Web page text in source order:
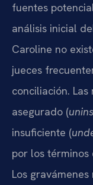
fuentes
análisis inicial
Caroline no
jueces
conciliación.
asegurado (
insuficiente (
por los
Los